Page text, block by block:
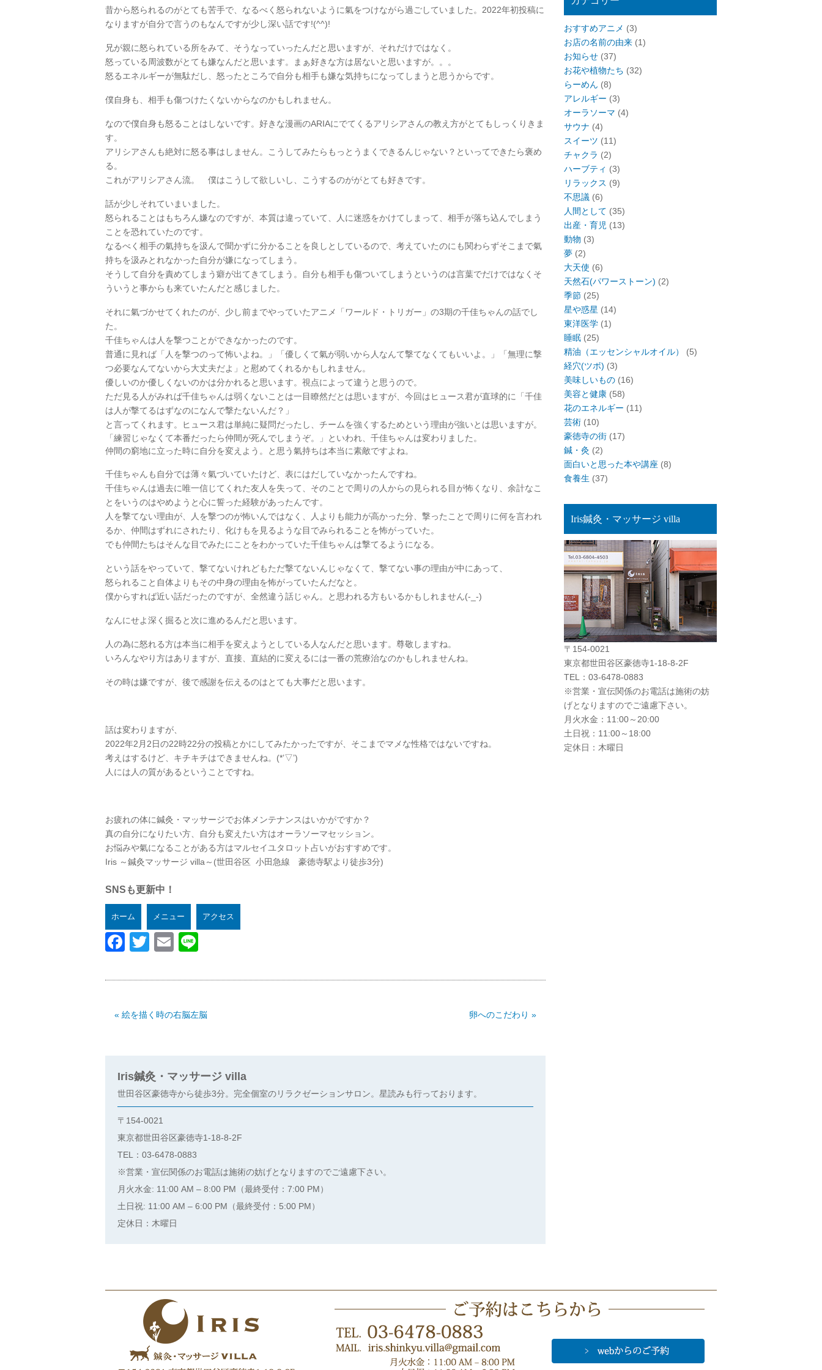
昔から怒られるのがとても苦手で、なるべく怒られないように氣をつけながら過ごしていました。 2022年初投稿に
なりますが自分で言うのもなんですが少し深い話です!(^^)!
兄が親に怒られている所をみて、そうなっていったんだと思いますが、それだけではなく。
怒っている周波数がとても嫌なんだと思います。まぁ好きな方は居ないと思いますが。。。
怒るエネルギーが無駄だし、怒ったところで自分も相手も嫌な気持ちになってしまうと思うからです。
僕自身も、相手も傷つけたくないからなのかもしれません。
なので僕自身も怒ることはしないです。好きな漫画のARIAにでてくるアリシアさんの教え方がとてもしっくりきま
す。
アリシアさんも絶対に怒る事はしません。こうしてみたらもっとうまくできるんじゃない？といってできたら褒め
る。
これがアリシアさん流。 僕はこうして欲しいし、こうするのががとても好きです。
話が少しそれていまいました。
怒られることはもちろん嫌なのですが、本質は違っていて、人に迷惑をかけてしまって、相手が落ち込んでしまう
ことを恐れていたのです。
なるべく相手の氣持ちを汲んで聞かずに分かることを良しとしているので、考えていたのにも関わらずそこまで氣
持ちを汲みとれなかった自分が嫌になってしまう。
そうして自分を責めてしまう癖が出てきてしまう。自分も相手も傷ついてしまうというのは言葉でだけではなくそ
ういうと事からも来ていたんだと感じました。
それに氣づかせてくれたのが、少し前までやっていたアニメ「ワールド・トリガー」の3期の千佳ちゃんの話でし
た。
千佳ちゃんは人を撃つことができなかったのです。
普通に見れば「人を撃つのって怖いよね。」「優しくて氣が弱いから人なんて撃てなくてもいいよ。」「無理に撃
つ必要なんてないから大丈夫だよ」と慰めてくれるかもしれません。
優しいのか優しくないのかは分かれると思います。視点によって違うと思うので。
ただ見る人がみれば千佳ちゃんは弱くないことは一目瞭然だとは思いますが、今回はヒュース君が直球的に「千佳
は人が撃てるはずなのになんで撃たないんだ？」
と言ってくれます。ヒュース君は単純に疑問だったし、チームを強くするためという理由が強いとは思いますが。
「練習じゃなくて本番だったら仲間が死んでしまうぞ。」といわれ、千佳ちゃんは変わりました。
仲間の窮地に立った時に自分を変えよう。と思う氣持ちは本当に素敵ですよね。
千佳ちゃんも自分では薄々氣づいていたけど、表にはだしていなかったんですね。
千佳ちゃんは過去に唯一信じてくれた友人を失って、そのことで周りの人からの見られる目が怖くなり、余計なこ
とをいうのはやめようと心に誓った経験があったんです。
人を撃てない理由が、人を撃つのが怖いんではなく、人よりも能力が高かった分、撃ったことで周りに何を言われ
るか、仲間はずれにされたり、化けもを見るような目でみられることを怖がっていた。
でも仲間たちはそんな目でみたにことをわかっていた千佳ちゃんは撃てるようになる。
という話をやっていて、撃てないけれどもただ撃てないんじゃなくて、撃てない事の理由が中にあって、
怒られること自体よりもその中身の理由を怖がっていたんだなと。
僕からすれば近い話だったのですが、全然違う話じゃん。と思われる方もいるかもしれません(-_-)
なんにせよ深く掘ると次に進めるんだと思います。
人の為に怒れる方は本当に相手を変えようとしている人なんだと思います。尊敬しますね。
いろんなやり方はありますが、直接、直結的に変えるには一番の荒療治なのかもしれませんね。
その時は嫌ですが、後で感謝を伝えるのはとても大事だと思います。
話は変わりますが、
2022年2月2日の22時22分の投稿とかにしてみたかったですが、そこまでマメな性格ではないですね。
考えはするけど、キチキチはできませんね。(*’▽’)
人には人の質があるということですね。
お疲れの体に鍼灸・マッサージでお体メンテナンスはいかがですか？
真の自分になりたい方、自分も変えたい方はオーラソーマセッション。
お悩みや氣になることがある方はマルセイユタロット占いがおすすめです。
Iris ～鍼灸マッサージ villa ～ (世田谷区 小田急線 豪徳寺駅より徒歩3分)
SNSも更新中！
ホーム メニュー アクセス
Facebook
TwitterEmail
« 絵を描く時の右脳左脳 卵へのこだわり »
Iris鍼灸・マッサージ villa
世田谷区豪徳寺から徒歩3分。完全個室のリラクゼーションサロン。星読みも行っております。
〒154-0021
東京都世田谷区豪徳寺1-18-8-2F
TEL：03-6478-0883
※営業・宣伝関係のお電話は施術の妨げとなりますのでご遠慮下さい。
月火水金: 11:00 AM – 8:00 PM（最終受付：7:00 PM）
土日祝: 11:00 AM – 6:00 PM（最終受付：5:00 PM）
定休日：木曜日
おすすめアニメ (3)
お店の名前の由来 (1)
お知らせ (37)
お花や植物たち (32)
らーめん (8)
アレルギー (3)
オーラソーマ (4)
サウナ (4)
スイーツ (11)
チャクラ (2)
ハーブティ (3)
リラックス (9)
不思議 (6)
人間として (35)
出産・育児 (13)
動物 (3)
夢 (2)
大天使 (6)
天然石(パワーストーン) (2)
季節 (25)
星や惑星 (14)
東洋医学 (1)
睡眠 (25)
精油（エッセンシャルオイル）
(5)
経穴(ツボ) (3)
美味しいもの (16)
美容と健康 (58)
花のエネルギー (11)
芸術 (10)
豪徳寺の街 (17)
鍼・灸 (2)
面白いと思った本や講座 (8)
食養生 (37)
Iris鍼灸・マッサージ villa
〒154-0021
東京都世田谷区豪徳寺1-18-8-2F
TEL：03-6478-0883
※営業・宣伝関係のお電話は施術の妨
げとなりますのでご遠慮下さい。
月火水金：11:00～20:00
土日祝：11:00～18:00
定休日：木曜日